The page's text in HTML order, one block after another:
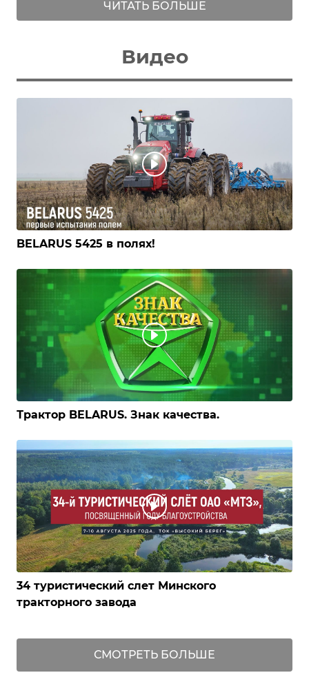
ЧИТАТЬ БОЛЬШЕ
Видео
BELARUS 5425 в полях!
Трактор BELARUS. Знак качества.
34 туристический слет Минского
тракторного завода
СМОТРЕТЬ БОЛЬШЕ